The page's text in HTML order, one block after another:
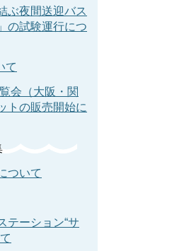
ぶ夜間送迎バス
の試験運行につ
て
会（大阪・関
トの販売開始に
ついて
テーション“サ